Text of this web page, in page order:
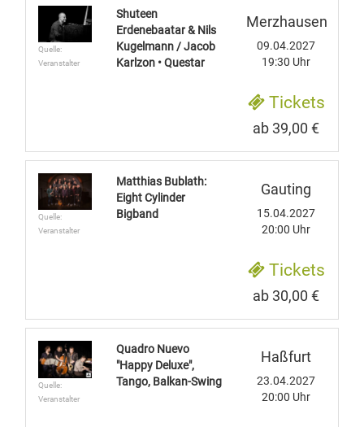
Quelle:
Veranstalter
Shuteen
Erdenebaatar & Nils
Kugelmann / Jacob
Karlzon • Questar
Merzhausen
09.04.2027
19:30 Uhr
Tickets
ab 39,00 €
Quelle:
Veranstalter
Matthias Bublath:
Eight Cylinder
Bigband
Gauting
15.04.2027
20:00 Uhr
Tickets
ab 30,00 €
Quelle:
Veranstalter
Quadro Nuevo
"Happy Deluxe",
Tango, Balkan-Swing
Haßfurt
23.04.2027
20:00 Uhr